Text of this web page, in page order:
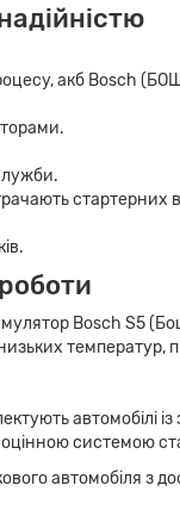
акб Bosch
стартерних
Bosch S5
температур,
автомобілі із
системою
автомобіля з